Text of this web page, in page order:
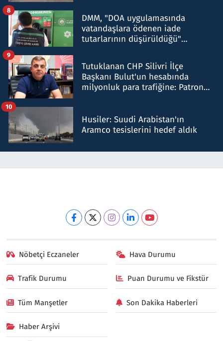
DMM, "DOA uygulamasında
vatandaşlara ödenen iade
tutarlarının düşürüldüğü"
8
Tutuklanan CHP Silivri İlçe
Başkanı Bulut'un hesabında
milyonluk para trafiğine: Patron
9
Husiler: Suudi Arabistan'ın
Aramco tesislerini hedef aldık
10
Nöbetçi Eczaneler Hava Durumu
Trafik Durumu Puan Durumu ve Fikstür
Tüm Manşetler Son Dakika Haberleri
Haber Arşivi